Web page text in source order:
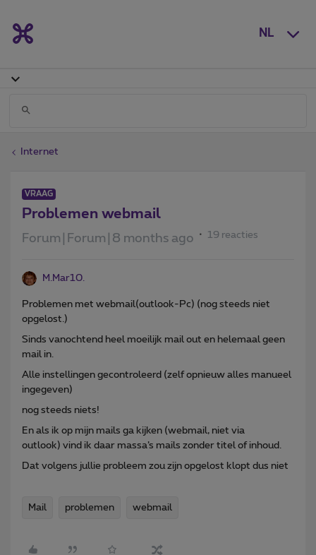
NL
Internet
VRAAG
Problemen webmail
Forum|Forum|8 months ago 19 reacties
M.Mar10.
Problemen met webmail(outlook-Pc) (nog steeds niet
opgelost.)
Sinds vanochtend heel moeilijk mail out en helemaal geen
mail in.
Alle instellingen gecontroleerd (zelf opnieuw alles manueel
ingegeven)
nog steeds niets!
En als ik op mijn mails ga kijken (webmail, niet via
outlook) vind ik daar massa’s mails zonder titel of inhoud.
Dat volgens jullie probleem zou zijn opgelost klopt dus niet
Mail problemen webmail